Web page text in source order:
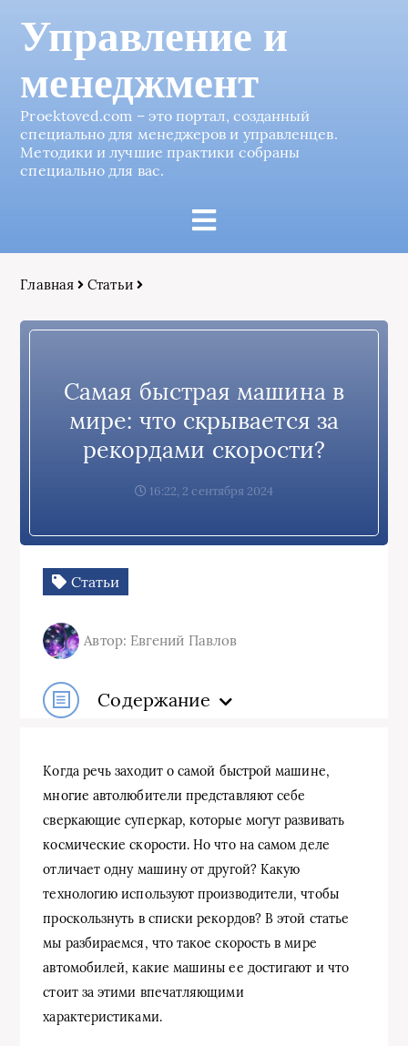
Управление и
менеджмент
Proektoved.com – это портал, созданный
специально для менеджеров и управленцев.
Методики и лучшие практики собраны
специально для вас.
Главная Статьи
Самая быстрая машина в
мире: что скрывается за
рекордами скорости?
16:22, 2 сентября 2024
Статьи
Автор: Евгений Павлов
Содержание
Когда речь заходит о самой быстрой машине,
многие автолюбители представляют себе
сверкающие суперкар, которые могут развивать
космические скорости. Но что на самом деле
отличает одну машину от другой? Какую
технологию используют производители, чтобы
проскользнуть в списки рекордов? В этой статье
мы разбираемся, что такое скорость в мире
автомобилей, какие машины ее достигают и что
стоит за этими впечатляющими
характеристиками.